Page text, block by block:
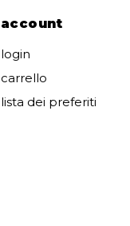
account
login
carrello
lista dei preferiti